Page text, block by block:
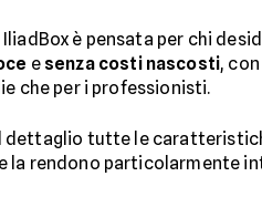
è pensata per chi
e senza costi nascosti,
che per i professionisti.
dettaglio tutte le
la rendono particolarmente